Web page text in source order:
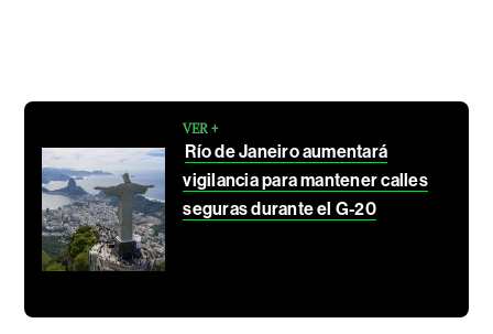
VER +
Río de Janeiro aumentará
vigilancia para mantener calles
seguras durante el G-20